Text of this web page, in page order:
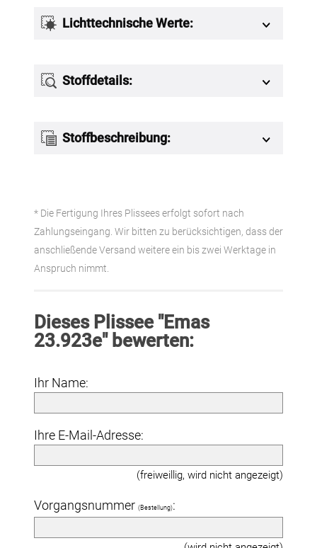
Lichttechnische Werte:
Stoffdetails:
Stoffbeschreibung:
* Die Fertigung Ihres Plissees erfolgt sofort nach
Zahlungseingang. Wir bitten zu berücksichtigen, dass der
anschließende Versand weitere ein bis zwei Werktage in
Anspruch nimmt.
Dieses Plissee "Emas
23.923e" bewerten:
Ihr Name:
Ihre E-Mail-Adresse:
(freiweillig, wird nicht angezeigt)
Vorgangsnummer (Bestellung):